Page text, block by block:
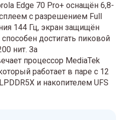
Edge 70 Pro+ оснащён 6,8-
с разрешением Full
144 Гц, экран защищён
достигать пиковой
нит. За
процессор MediaTek
работает в паре с 12
и накопителем UFS